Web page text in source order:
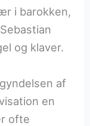
i barokken,
og klaver.
af
en
ofte